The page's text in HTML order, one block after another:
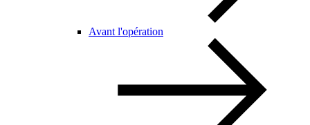
Avant l'opération